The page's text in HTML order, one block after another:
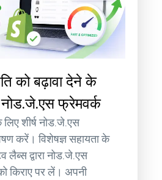
को बढ़ावा देने के
नोड.जे.एस फ्रेमवर्क
शीर्ष नोड.जे.एस
करें। विशेषज्ञ सहायता के
लैब्स द्वारा नोड.जे.एस
किराए पर लें। अपनी